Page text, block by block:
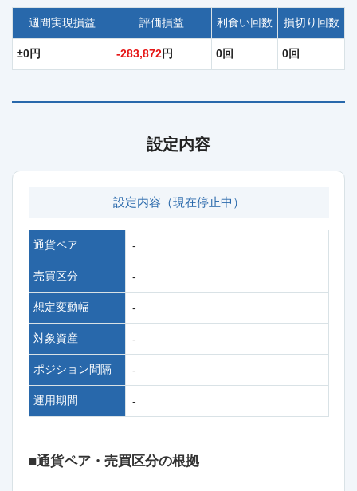
週間実現損益 評価損益 利食い回数 損切り回数
±0円 -283,872 円 0回 0回
設定内容
設定内容（現在停止中）
通貨ペア -
売買区分 -
想定変動幅 -
対象資産 -
ポジション間隔 -
運用期間 -
■通貨ペア・売買区分の根拠